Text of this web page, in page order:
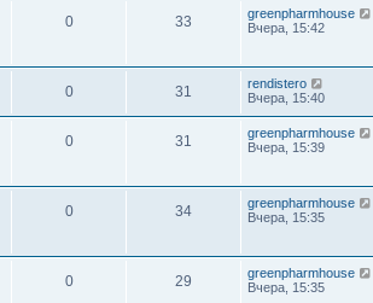
0 33
greenpharmhouse
Вчера, 15:42
0 31
rendistero
Вчера, 15:40
0 31
greenpharmhouse
Вчера, 15:39
0 34
greenpharmhouse
Вчера, 15:35
0 29
greenpharmhouse
Вчера, 15:35